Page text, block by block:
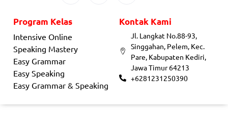
Program Kelas
Intensive Online
Speaking Mastery
Easy Grammar
Easy Speaking
Easy Grammar & Speaking
Kontak Kami
Jl. Langkat No.88-93,
Singgahan, Pelem, Kec.
Pare, Kabupaten Kediri,
Jawa Timur 64213
+6281231250390